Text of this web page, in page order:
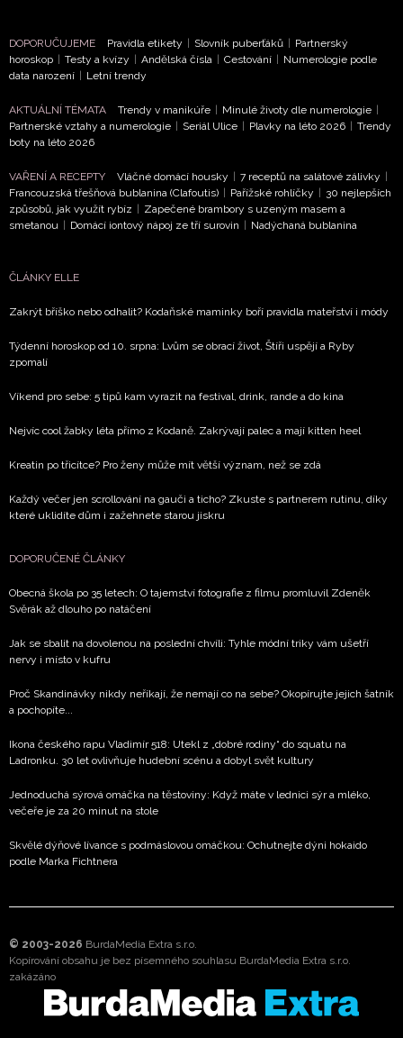
DOPORUČUJEME Pravidla etikety | Slovník puberťáků | Partnerský
horoskop | Testy a kvízy | Andělská čísla | Cestování | Numerologie podle
data narození | Letní trendy
AKTUÁLNÍ TÉMATA Trendy v manikúře | Minulé životy dle numerologie |
Partnerské vztahy a numerologie | Seriál Ulice | Plavky na léto 2026 | Trendy
boty na léto 2026
VAŘENÍ A RECEPTY Vláčné domácí housky | 7 receptů na salátové zálivky |
Francouzská třešňová bublanina (Clafoutis) | Pařížské rohlíčky | 30 nejlepších
způsobů, jak využít rybíz | Zapečené brambory s uzeným masem a
smetanou | Domácí iontový nápoj ze tří surovin | Nadýchaná bublanina
ČLÁNKY ELLE
Zakrýt bříško nebo odhalit? Kodaňské maminky boří pravidla mateřství i módy
Týdenní horoskop od 10. srpna: Lvům se obrací život, Štíři uspějí a Ryby
zpomalí
Víkend pro sebe: 5 tipů kam vyrazit na festival, drink, rande a do kina
Nejvíc cool žabky léta přímo z Kodaně. Zakrývají palec a mají kitten heel
Kreatin po třicítce? Pro ženy může mít větší význam, než se zdá
Každý večer jen scrollování na gauči a ticho? Zkuste s partnerem rutinu, díky
které uklidíte dům i zažehnete starou jiskru
DOPORUČENÉ ČLÁNKY
Obecná škola po 35 letech: O tajemství fotografie z filmu promluvil Zdeněk
Svěrák až dlouho po natáčení
Jak se sbalit na dovolenou na poslední chvíli: Tyhle módní triky vám ušetří
nervy i místo v kufru
Proč Skandinávky nikdy neříkají, že nemají co na sebe? Okopírujte jejich šatník
a pochopíte...
Ikona českého rapu Vladimír 518: Utekl z „dobré rodiny“ do squatu na
Ladronku. 30 let ovlivňuje hudební scénu a dobyl svět kultury
Jednoduchá sýrová omáčka na těstoviny: Když máte v lednici sýr a mléko,
večeře je za 20 minut na stole
Skvělé dýňové lívance s podmáslovou omáčkou: Ochutnejte dýni hokaido
podle Marka Fichtnera
© 2003-2026 BurdaMedia Extra s.r.o.
Kopírování obsahu je bez písemného souhlasu BurdaMedia Extra s.r.o.
zakázáno